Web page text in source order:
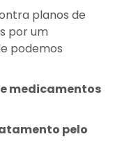
planos de
por um
podemos
medicamentos
pelo